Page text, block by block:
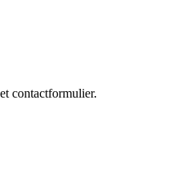
contactformulier.